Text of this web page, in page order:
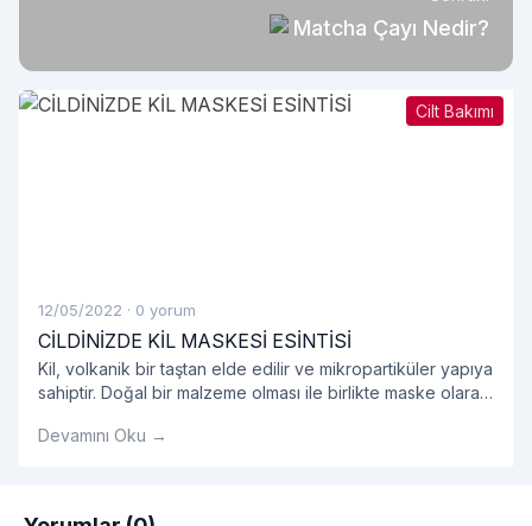
Matcha Çayı Nedir?
Cilt Bakımı
12/05/2022 · 0 yorum
CİLDİNİZDE KİL MASKESİ ESİNTİSİ
Kil, volkanik bir taştan elde edilir ve mikropartiküler yapıya
sahiptir. Doğal bir malzeme olması ile birlikte maske olarak
Devamını Oku →